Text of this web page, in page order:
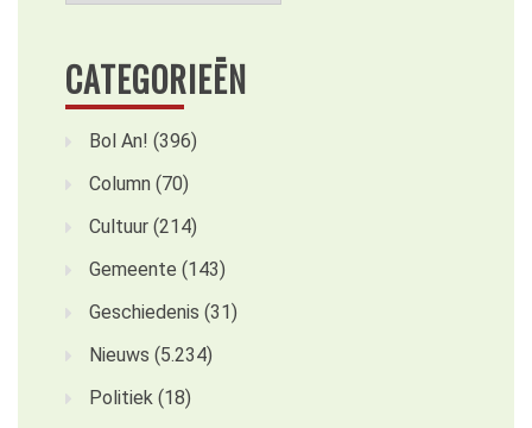
CATEGORIEËN
Bol An! (396)
Column (70)
Cultuur (214)
Gemeente (143)
Geschiedenis (31)
Nieuws (5.234)
Politiek (18)